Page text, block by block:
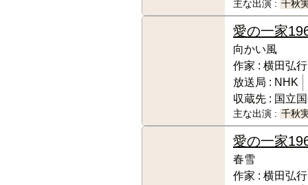
主な出演 : 千秋
愛の一家
向かい風
作家 : 横田弘行
放送局 : NHK
収蔵先 : 国立
主な出演 : 千秋
愛の一家
春雪
作家 : 横田弘行